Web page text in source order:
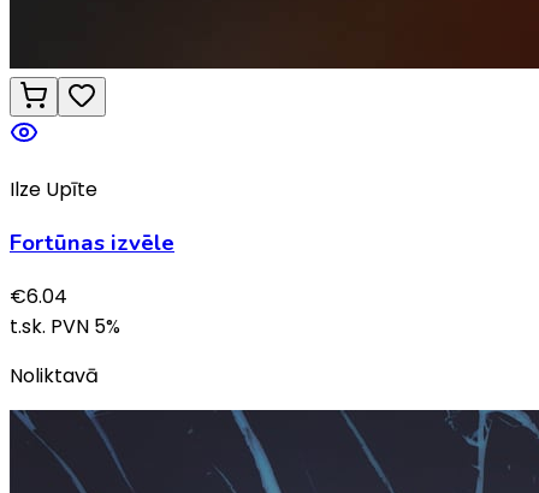
Ilze Upīte
Fortūnas izvēle
€6.04
t.sk. PVN 5%
Noliktavā